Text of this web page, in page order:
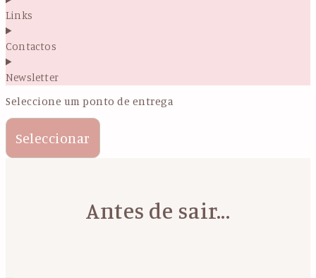
Links
Contactos
Newsletter
Seleccione um ponto de entrega
Seleccionar
Antes de sair...